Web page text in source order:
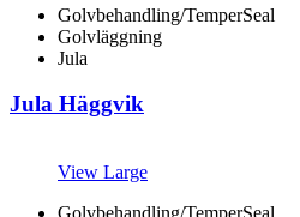
Golvbehandling/TemperSeal
Golvläggning
Jula
Jula Häggvik
View Large
Golvbehandling/TemperSeal